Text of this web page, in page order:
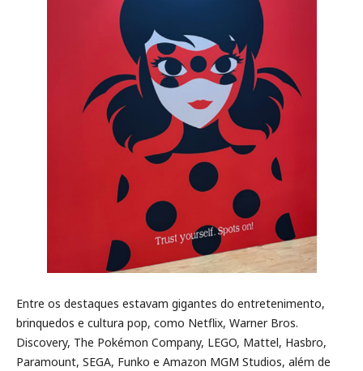
Entre os destaques estavam gigantes do entretenimento,
brinquedos e cultura pop, como Netflix, Warner Bros.
Discovery, The Pokémon Company, LEGO, Mattel, Hasbro,
Paramount, SEGA, Funko e Amazon MGM Studios, além de